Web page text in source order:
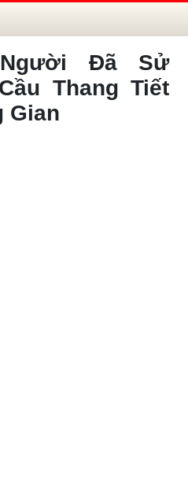
Đã Sử
Thang Tiết
Gian